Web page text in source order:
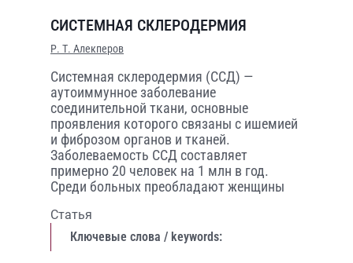
СИСТЕМНАЯ СКЛЕРОДЕРМИЯ
Р. Т. Алекперов
Системная склеродермия (ССД) —
аутоиммунное заболевание
соединительной ткани, основные
проявления которого связаны с ишемией
и фиброзом органов и тканей.
Заболеваемость ССД составляет
примерно 20 человек на 1 млн в год.
Среди больных преобладают женщины
Статья
Ключевые слова / keywords: